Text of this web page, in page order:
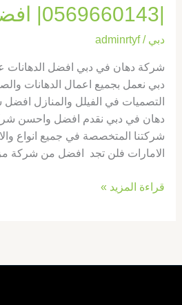
دبي /
adminrtyf
شركة دهان في دبي افضل الدهانات
دبي نعمل بجميع اعمال الدهانات
التصميات في الفيلل والمنازل
دهان في دبي نقدم افضل واحسن
شركتنا المتخصصة في جميع انواع
الامارات فلن تجد افضل من شركة
قراءة المزيد »